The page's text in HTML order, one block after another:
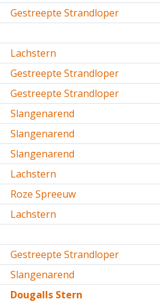
Gestreepte Strandloper
Lachstern
Gestreepte Strandloper
Gestreepte Strandloper
Slangenarend
Slangenarend
Slangenarend
Lachstern
Roze Spreeuw
Lachstern
Gestreepte Strandloper
Slangenarend
Dougalls Stern